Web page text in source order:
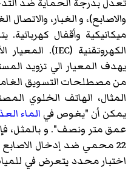
والاصابع)، و الغبار،
ميكانيكية وأقفال
يهدف المعيار الي تزويد
من مصطلحات التسويق
يمكن أن "يغوص في الماء
22 محمي ضد إدخال